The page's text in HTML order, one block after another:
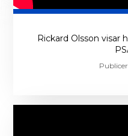
DIN
Rickard Olsson